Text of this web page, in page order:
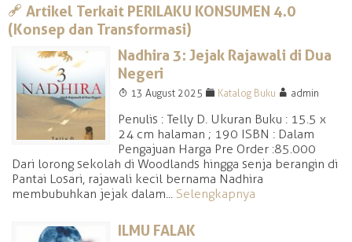
a Artikel Terkait PERILAKU KONSUMEN 4.0
(Konsep dan Transformasi)
Nadhira 3: Jejak Rajawali di Dua
Negeri
T 13 August 2025 F Katalog Buku A admin
Penulis : Telly D. Ukuran Buku : 15.5 x
24 cm halaman ; 190 ISBN : Dalam
Pengajuan Harga Pre Order :85.000
Dari lorong sekolah di Woodlands hingga senja berangin di
Pantai Losari, rajawali kecil bernama Nadhira
membubuhkan jejak dalam... Selengkapnya
ILMU FALAK